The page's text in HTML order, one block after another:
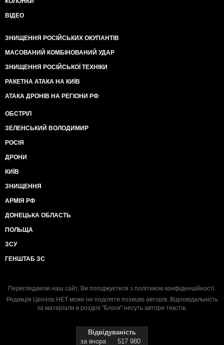
ВІДЕО
ЗНИЩЕННЯ РОСІЙСЬКИХ ОКУПАНТІВ
МАСОВАНИЙ КОМБІНОВАНИЙ УДАР
ЗНИЩЕННЯ РОСІЙСЬКОЇ ТЕХНІКИ
РАКЕТНА АТАКА НА КИЇВ
АТАКА ДРОНІВ НА РЕГІОНИ РФ
ОБСТРІЛ
ЗЕЛЕНСЬКИЙ ВОЛОДИМИР
РОСІЯ
ДРОНИ
КИЇВ
ЗНИЩЕННЯ
АРМІЯ РФ
ДОНЕЦЬКА ОБЛАСТЬ
ПОЛЬЩА
ЗСУ
ГЕНШТАБ ЗС
Переглядаючи наш сайт, Ви погоджуєтеся з політикою конфіденційності.
Редакція Цензор.НЕТ може не поділяти позицію авторів. Відповідальність
за матеріали в розділі "Блоги" несуть автори текстів.
Відвідуваність
за вчора
517 980